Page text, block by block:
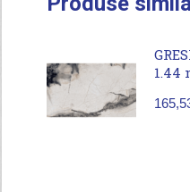
1.44